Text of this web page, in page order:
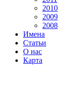
2010
2009
2008
Имена
Статьи
О нас
Карта